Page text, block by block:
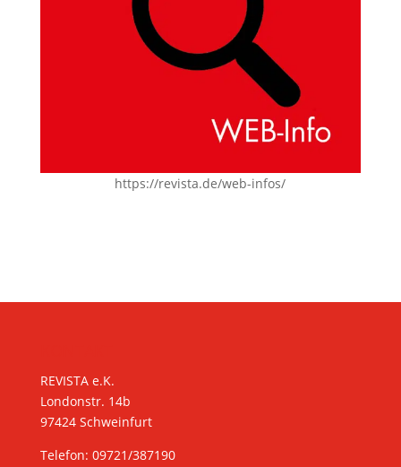
https://revista.de/web-infos/
REVISTA e.K.
Londonstr. 14b
97424 Schweinfurt
Telefon: 09721/387190